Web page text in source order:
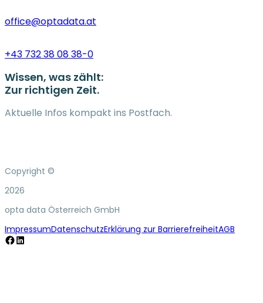
office@optadata.at
+43 732 38 08 38-0
Wissen, was zählt:
Zur richtigen Zeit.
Aktuelle Infos kompakt ins Postfach.
Copyright ©
2026
opta data Österreich GmbH
ImpressumDatenschutzErklärung zur BarrierefreiheitAGB
Facebook